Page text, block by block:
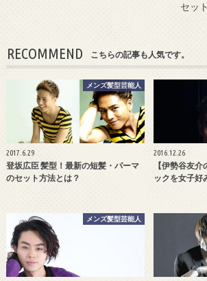
セッ
RECOMMEND こちらの記事も人気です。
メンズ髪型芸能人
2017.6.29
登坂広臣 髪型！最新の短髪・パーマ
のセット方法とは？
2016.12.26
【伊勢谷友
ックを女子好
メンズ髪型芸能人